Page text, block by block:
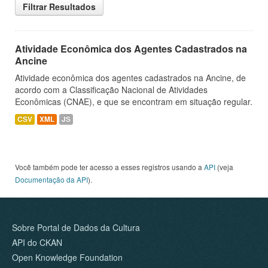
Filtrar Resultados
Atividade Econômica dos Agentes Cadastrados na
Ancine
Atividade econômica dos agentes cadastrados na Ancine, de
acordo com a Classificação Nacional de Atividades
Econômicas (CNAE), e que se encontram em situação regular.
CSV XML JS
Você também pode ter acesso a esses registros usando a API (veja
Documentação da API).
Sobre Portal de Dados da Cultura
API do CKAN
Open Knowledge Foundation